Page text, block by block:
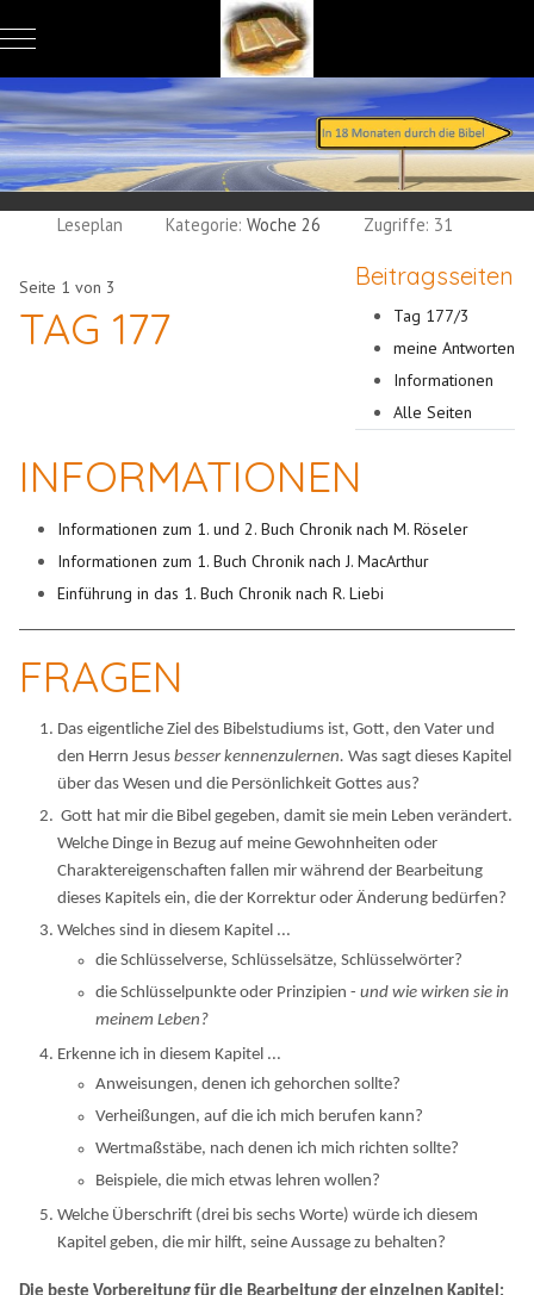
Mobile Menu Toggle
Leseplan Kategorie:Woche 26 Zugriffe: 31
Beitragsseiten
Tag 177/3
meine Antworten
Informationen
Alle Seiten
Seite 1 von 3
TAG 177
INFORMATIONEN
Informationen zum 1. und 2. Buch Chronik nach M. Röseler
Informationen zum 1. Buch Chronik nach J. MacArthur
Einführung in das 1. Buch Chronik nach R. Liebi
FRAGEN
Das eigentliche Ziel des Bibelstudiums ist, Gott, den Vater und
den Herrn Jesusbesser kennenzulernen. Was sagt dieses Kapitel
über das Wesen und die Persönlichkeit Gottes aus?
Gott hat mir die Bibel gegeben, damit sie mein Leben verändert.
Welche Dinge in Bezug auf meine Gewohnheiten oder
Charaktereigenschaften fallen mir während der Bearbeitung
dieses Kapitels ein, die der Korrektur oder Änderung bedürfen?
Welches sind in diesem Kapitel ...
die Schlüsselverse, Schlüsselsätze, Schlüsselwörter?
die Schlüsselpunkte oder Prinzipien -und wie wirken sie in
meinem Leben?
Erkenne ich in diesem Kapitel ...
Anweisungen, denen ich gehorchen sollte?
Verheißungen, auf die ich mich berufen kann?
Wertmaßstäbe, nach denen ich mich richten sollte?
Beispiele, die mich etwas lehren wollen?
Welche Überschrift (drei bis sechs Worte) würde ich diesem
Kapitel geben, die mir hilft, seine Aussage zu behalten?